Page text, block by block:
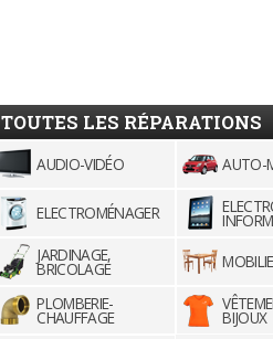
TOUTES LES RÉPARATIONS
AUDIO-VIDÉO AUTO-
ELECTROMÉNAGER
JARDINAGE,
BRICOLAGE
PLOMBERIE-
CHAUFFAGE
BIJOUX